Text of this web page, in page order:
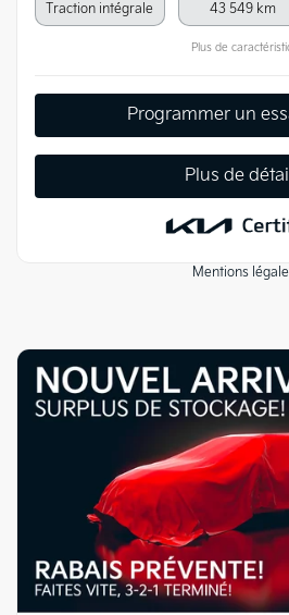
Traction intégrale 43 549 km
Plus de
Programmer un
Plus de
Mentions